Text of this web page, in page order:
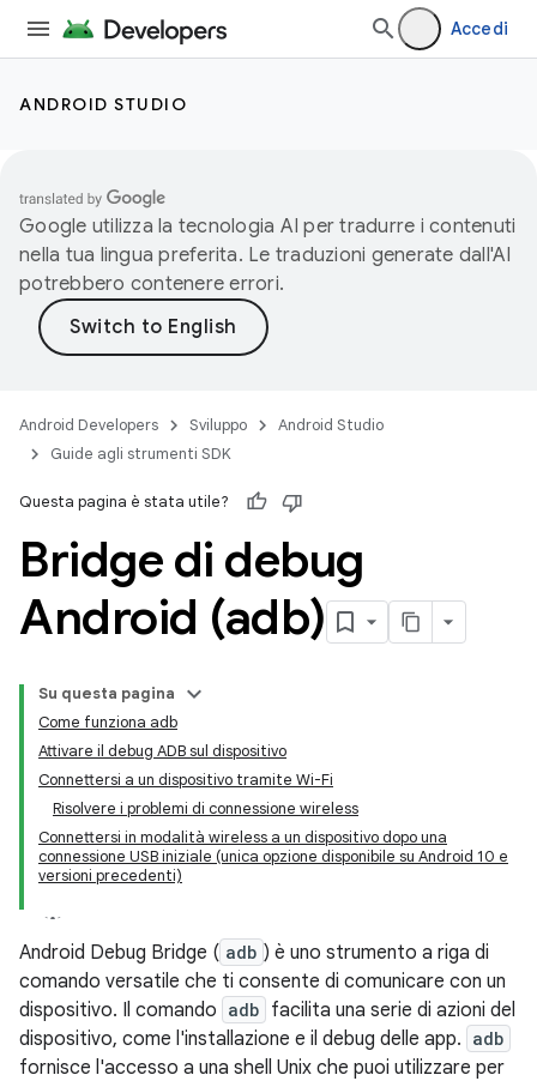
Accedi
ANDROID STUDIO
Google utilizza la tecnologia AI per tradurre i contenuti
nella tua lingua preferita. Le traduzioni generate dall'AI
potrebbero contenere errori.
Android Developers Sviluppo
Android Studio
Guide agli strumenti SDK
Questa pagina è stata utile?
Bridge di debug
Android (adb)
Su questa pagina
Come funziona adb
Attivare il debug ADB sul dispositivo
Connettersi a un dispositivo tramite Wi-Fi
Risolvere i problemi di connessione wireless
Connettersi in modalità wireless a un dispositivo dopo una
connessione USB iniziale (unica opzione disponibile su Android 10 e
versioni precedenti)
Android Debug Bridge ( adb ) è uno strumento a riga di
comando versatile che ti consente di comunicare con un
dispositivo. Il comando adb facilita una serie di azioni del
dispositivo, come l'installazione e il debug delle app. adb
fornisce l'accesso a una shell Unix che puoi utilizzare per